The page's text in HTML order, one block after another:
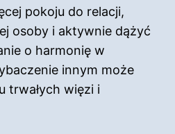
pokoju do relacji,
osoby i aktywnie dążyć
o harmonię w
innym może
trwałych więzi i